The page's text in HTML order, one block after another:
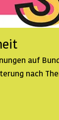
auf
nach